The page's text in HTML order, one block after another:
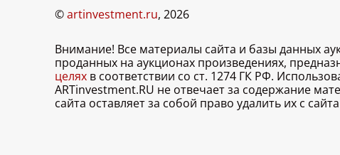
©artinvestment.ru, 2026
Внимание! Все материалы сайта и базы данных
проданных на аукционах произведениях,
целях в соответствии со ст. 1274 ГК РФ.
ARTinvestment.RU не отвечает за содержание
сайта оставляет за собой право удалить их с